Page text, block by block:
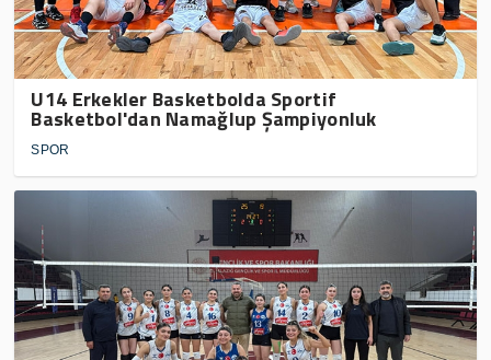
U14 Erkekler Basketbolda Sportif
Basketbol'dan Namağlup Şampiyonluk
SPOR